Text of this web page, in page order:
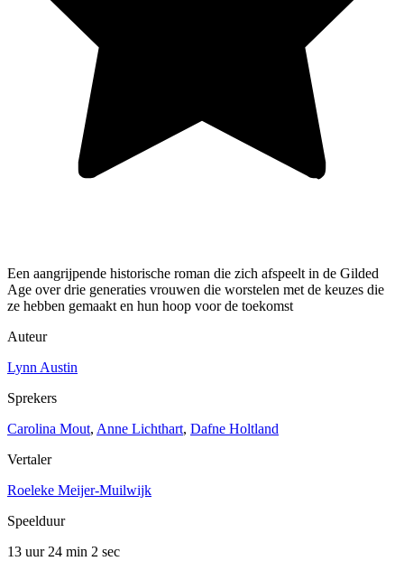
Een aangrijpende historische roman die zich afspeelt in de Gilded
Age over drie generaties vrouwen die worstelen met de keuzes die
ze hebben gemaakt en hun hoop voor de toekomst
Auteur
Lynn Austin
Sprekers
Carolina Mout, Anne Lichthart, Dafne Holtland
Vertaler
Roeleke Meijer-Muilwijk
Speelduur
13 uur 24 min 2 sec